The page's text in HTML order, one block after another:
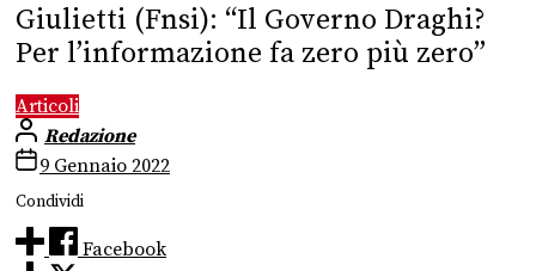
Giulietti (Fnsi): “Il Governo Draghi?
Per l’informazione fa zero più zero”
Articoli
Redazione
9 Gennaio 2022
Condividi
Facebook